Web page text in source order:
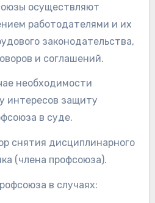
осуществляют
работодателями и их
законодательства,
и соглашений.
необходимости
интересов защиту
в суде.
снятия дисциплинарного
(члена профсоюза).
в случаях: